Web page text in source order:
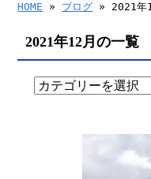
HOME » ブログ » 2021年
2021年12月の一覧